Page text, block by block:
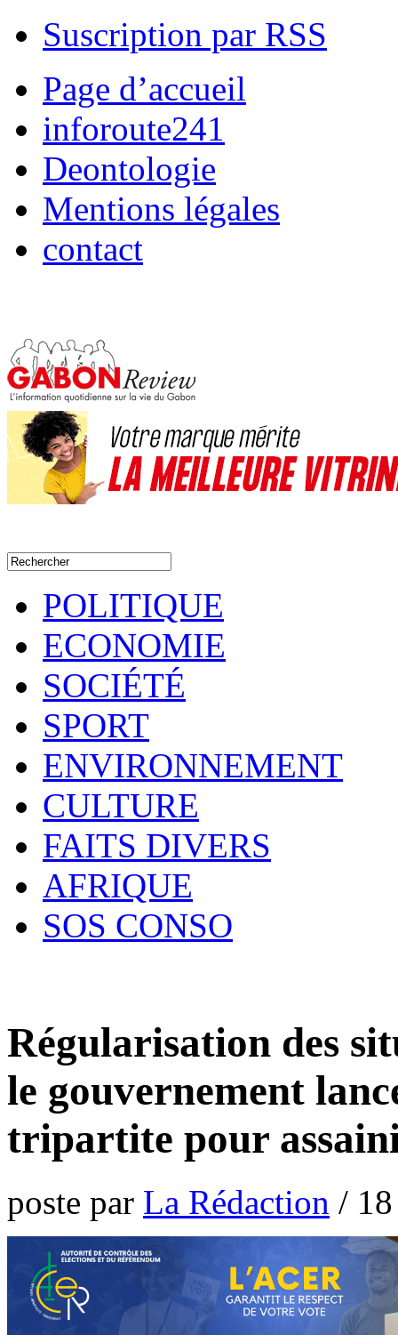
Suscription par RSS
Page d’accueil
inforoute241
Deontologie
Mentions légales
contact
POLITIQUE
ECONOMIE
SOCIÉTÉ
SPORT
ENVIRONNEMENT
CULTURE
FAITS DIVERS
AFRIQUE
SOS CONSO
Régularisation des
le gouvernement
tripartite pour
poste par La Rédaction /